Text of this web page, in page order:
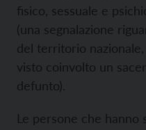
fisico, sessuale e
(una segnalazione
del territorio nazionale,
visto coinvolto un
defunto).
Le persone che hanno